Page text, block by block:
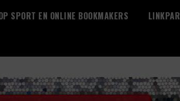
SPORT EN ONLINE BOOKMAKERS